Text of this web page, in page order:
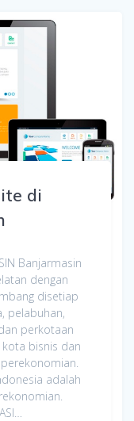
di
Banjarmasin
dengan
disetiap
pelabuhan,
perkotaan
bisnis dan
adalah